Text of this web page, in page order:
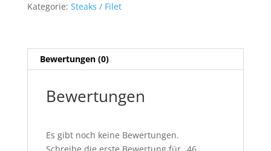
Kategorie: Steaks / Filet
Bewertungen (0)
Bewertungen
Es gibt noch keine Bewertungen.